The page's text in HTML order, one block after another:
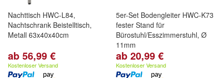
Nachttisch HWC-L84,
Nachtschrank Beistelltisch,
Metall 63x40x40cm
ab 56,99 €
Kostenloser Versand
5er-Set Bodengleiter HWC-K73
fester Stand für
Bürostuhl/Esszimmerstuhl, Ø
11mm
ab 20,99 €
Kostenloser Versand